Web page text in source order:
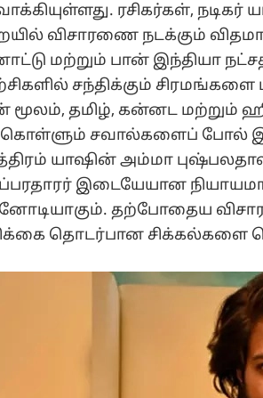
ரசிகர்கள்,
விசாரணை நடக்கும்
மற்றும் பான் இந்தியா
சந்திக்கும்
தமிழ், கன்னட மற்றும்
சவால்களைப் போல்
யாஷின் அம்மா
இடையேயான
தற்போதைய
தொடர்பான சிக்கல்களை